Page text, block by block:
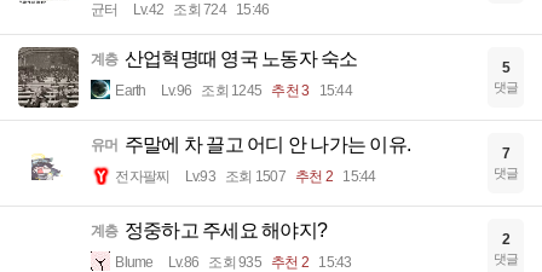
균터 Lv.42 조회 724 15:46
계층 산업혁명때 영국 노동자 숙소
Earth Lv.96 조회 1245 추천 3 15:44
5
댓글
유머 주말에 차 끌고 어디 안 나가는 이유.
전자팔찌 Lv.93 조회 1507 추천 2 15:44
7
댓글
계층 정중하고 주세요 해야지?
Blume Lv.86 조회 935 추천 2 15:43
2
댓글